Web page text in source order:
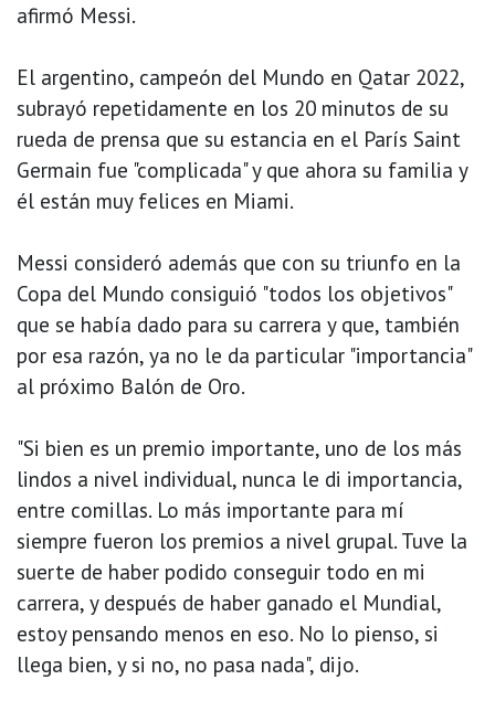
afirmó Messi.
El argentino, campeón del Mundo en Qatar 2022,
subrayó repetidamente en los 20 minutos de su
rueda de prensa que su estancia en el París Saint
Germain fue "complicada" y que ahora su familia y
él están muy felices en Miami.
Messi consideró además que con su triunfo en la
Copa del Mundo consiguió "todos los objetivos"
que se había dado para su carrera y que, también
por esa razón, ya no le da particular "importancia"
al próximo Balón de Oro.
"Si bien es un premio importante, uno de los más
lindos a nivel individual, nunca le di importancia,
entre comillas. Lo más importante para mí
siempre fueron los premios a nivel grupal. Tuve la
suerte de haber podido conseguir todo en mi
carrera, y después de haber ganado el Mundial,
estoy pensando menos en eso. No lo pienso, si
llega bien, y si no, no pasa nada", dijo.